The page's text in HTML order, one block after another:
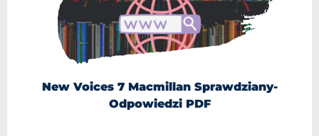
New Voices 7 Macmillan Sprawdziany-
Odpowiedzi PDF